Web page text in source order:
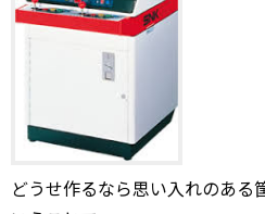
どうせ作るなら思い入れのある